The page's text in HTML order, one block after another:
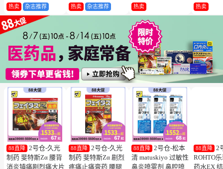
热卖 杂志推荐 热卖 杂志推荐 热卖 热卖
88直降 2号仓-久光
制药 斐特斯Zα 腰背
消炎镇痛剧烈痛大片
88直降
2号仓-久光
制药 斐特斯Zα 剧烈
疼痛止痛膏药 腰腿
88直降 2号仓-松本
清 matuskiyo 过敏性
鼻炎喷雾剂 鼻腔喷
88直降
2
ROHTO
药水EX